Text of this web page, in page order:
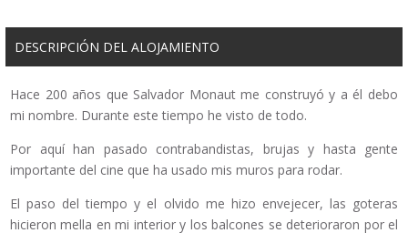
DESCRIPCIÓN DEL ALOJAMIENTO
Hace 200 años que Salvador Monaut me construyó y a él debo
mi nombre. Durante este tiempo he visto de todo.
Por aquí han pasado contrabandistas, brujas y hasta gente
importante del cine que ha usado mis muros para rodar.
El paso del tiempo y el olvido me hizo envejecer, las goteras
hicieron mella en mi interior y los balcones se deterioraron por el